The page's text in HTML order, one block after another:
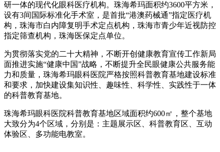
研一体的现代化眼科医疗机构。珠海希玛面积约3600平方米，
设有3间国际标准化手术室，是首批“港澳药械通”指定医疗机
构，珠海市白内障复明手术定点机构，珠海市青少年近视防控
指定筛查机构，珠海医保定点单位。
为贯彻落实党的二十大精神，不断开创健康教育宣传工作新局
面推进实施“健康中国”战略，不断提升全民眼健康公共服务能
力和质量，珠海希玛眼科医院严格按照科普教育基地建设标准
和要求，加快建设集知识性、趣味性、科学性、实践性于一体
的科普教育基地。
珠海希玛眼科医院科普教育基地区域面积约600㎡，整个基地
大致分为4个区域，分别是：主题展示区、科普教育区、互动
体验区、多功能电教室。